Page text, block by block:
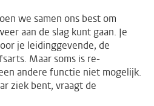
we samen ons best om
aan de slag kunt gaan. Je
je leidinggevende, de
Maar soms is re-
andere functie niet mogelijk.
ziek bent, vraagt de